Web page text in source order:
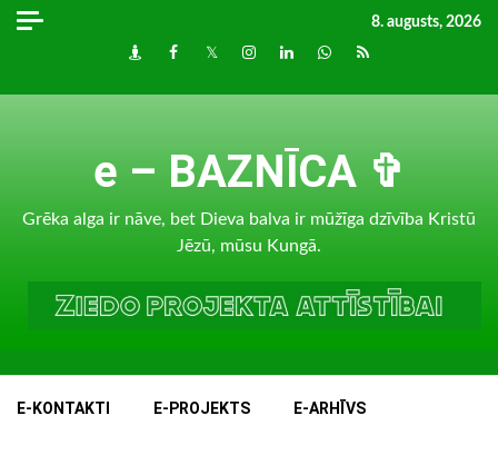
Skip
8. augusts, 2026
DraugiemFacebook
TwitterInstagram
LinkedInwhatsapp
RSS
e – BAZNĪCA ✞
Grēka alga ir nāve, bet Dieva balva ir mūžīga dzīvība Kristū
Jēzū, mūsu Kungā.
E-KONTAKTI E-PROJEKTS E-ARHĪVS